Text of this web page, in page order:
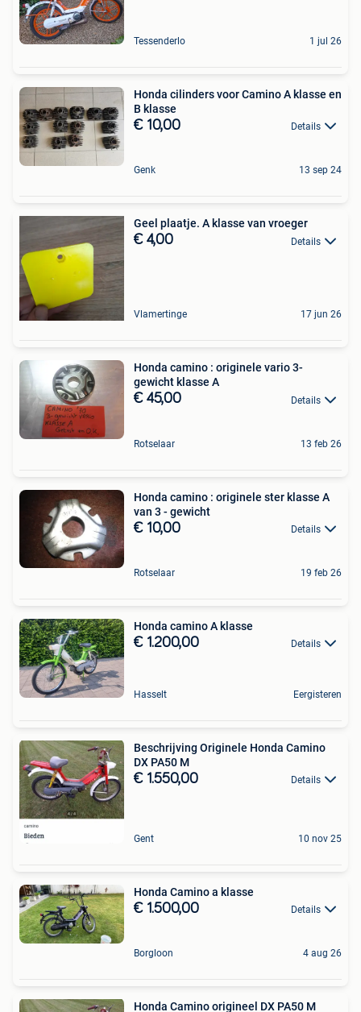
Tessenderlo 1 jul 26
Honda cilinders voor Camino A klasse en
B klasse
€ 10,00 Details
Genk 13 sep 24
Geel plaatje. A klasse van vroeger
€ 4,00 Details
Vlamertinge 17 jun 26
Honda camino : originele vario 3-
gewicht klasse A
€ 45,00 Details
Rotselaar 13 feb 26
Honda camino : originele ster klasse A
van 3 - gewicht
€ 10,00 Details
Rotselaar 19 feb 26
Honda camino A klasse
€ 1.200,00 Details
Hasselt Eergisteren
Beschrijving Originele Honda Camino
DX PA50 M
€ 1.550,00 Details
Gent 10 nov 25
Honda Camino a klasse
€ 1.500,00 Details
Borgloon 4 aug 26
Honda Camino origineel DX PA50 M